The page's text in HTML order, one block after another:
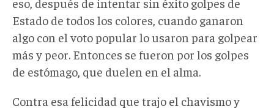
Estado de todos los colores, cuando ganaron
algo con el voto popular lo usaron para golpear
más y peor. Entonces se fueron por los golpes
de estómago, que duelen en el alma.
Contra esa felicidad que trajo el chavismo y